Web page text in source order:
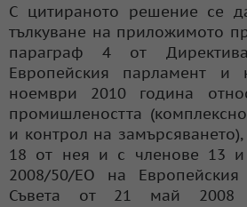
С цитираното решение се
тълкуване на приложимото
параграф 4 от
Европейския парламент
ноември 2010 година
промишлеността
и контрол на
18 от нея и с членове 13 и
2008/50/ЕО на
Съвета от 21 май 2008